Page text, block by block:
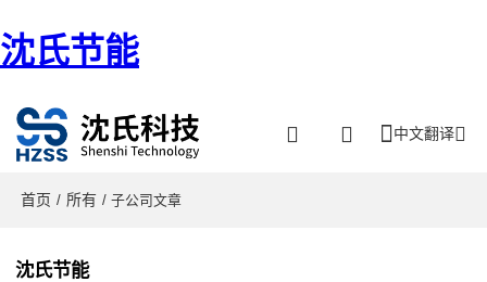
沈氏节能
中文翻译
首页 / 所有 / 子公司文章
沈氏节能